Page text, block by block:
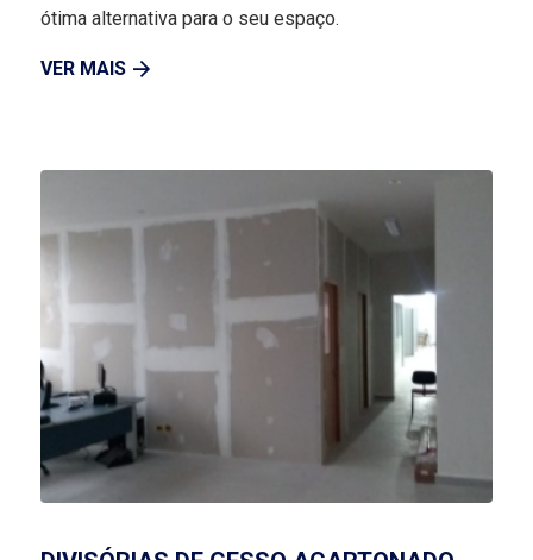
ótima alternativa para o seu espaço.
VER MAIS